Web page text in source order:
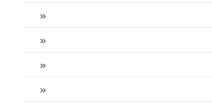
»
»
»
»